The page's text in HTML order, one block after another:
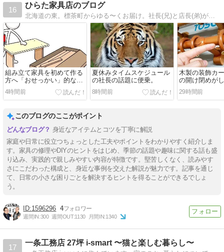
16
ひらた家具店のブログ
北海道の東。標茶町からゆる〜くお届け。社長(兄)と店長(弟)が暮らしに役立つ情報から、そうじゃないものまで毎日更新中。人柄が伝わると嬉しいです！
組み立て家具を初めて作る
方へ「おせっかい」的な注
意点をお伝えさせてくださ
い☆
4時間前
夏休みタイムスケジュール
の社長の話題に便乗。
8時間前
木製の装飾カ
の開け閉めが
たら。
29時間前
このブログのここがポイント
身近なアイテムとコツを丁寧に解説
家庭や日常に役立つちょっとした工夫やポイントをわかりやすく紹介しま
す。家具の修理やDIYのヒントをはじめ、季節の話題や趣味に関する話も盛
り込み、実践的で親しみやすい内容が特徴です。堅苦しくなく、読みやす
さにこだわった構成と、身近な事例を交えた解説が魅力です。記事を通じ
て、日常の小さな困りごとを解決するヒントを得ることができるでしょ
う。
1596296 4
週間IN:300 週間OUT:1130 月間IN:1340
17
一条工務店 27坪 i-smart 〜猫と楽しむ暮らし〜